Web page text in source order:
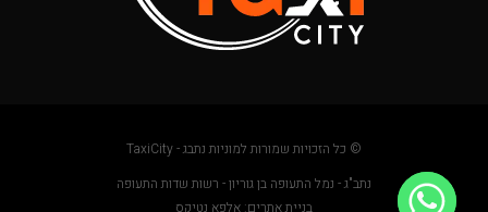
© כל הזכויות שמורות למוניות נתבג - TaxiCity
נתב"ג - נמל התעופה בן גוריון - רשות שדות התעופה
בניית אתרים: אלפא נטיקס